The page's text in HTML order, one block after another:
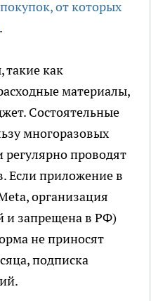
от которых
.
как
материалы,
Состоятельные
многоразовых
регулярно проводят
Если приложение в
организация
и запрещена в РФ)
не приносят
подписка